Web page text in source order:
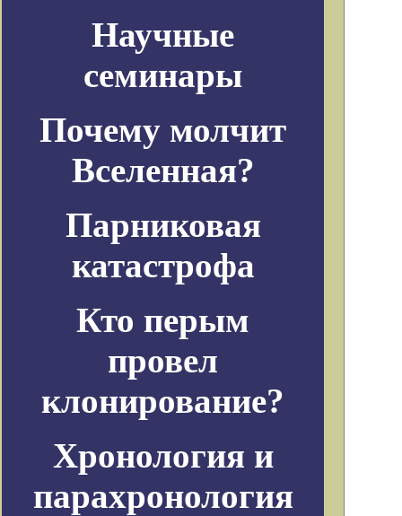
Научные
семинары
Почему молчит
Вселенная?
Парниковая
катастрофа
Кто перым
провел
клонирование?
Хронология и
парахронология